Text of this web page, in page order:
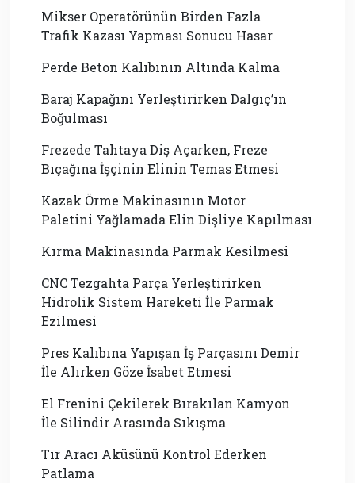
Mikser Operatörünün Birden Fazla
Trafik Kazası Yapması Sonucu Hasar
Perde Beton Kalıbının Altında Kalma
Baraj Kapağını Yerleştirirken Dalgıç’ın
Boğulması
Frezede Tahtaya Diş Açarken, Freze
Bıçağına İşçinin Elinin Temas Etmesi
Kazak Örme Makinasının Motor
Paletini Yağlamada Elin Dişliye Kapılması
Kırma Makinasında Parmak Kesilmesi
CNC Tezgahta Parça Yerleştirirken
Hidrolik Sistem Hareketi İle Parmak
Ezilmesi
Pres Kalıbına Yapışan İş Parçasını Demir
İle Alırken Göze İsabet Etmesi
El Frenini Çekilerek Bırakılan Kamyon
İle Silindir Arasında Sıkışma
Tır Aracı Aküsünü Kontrol Ederken
Patlama